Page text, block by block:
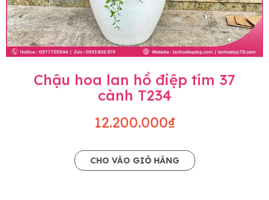
Chậu hoa lan hồ điệp tím 37
cành T234
12.200.000₫
CHO VÀO GIỎ HÀNG